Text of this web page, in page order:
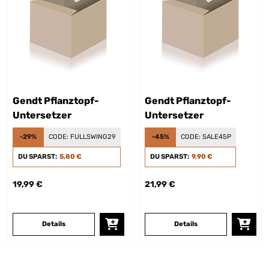
Gendt Pflanztopf-
Untersetzer
-29% CODE: FULLSWING29
DU SPARST: 5,80 €
19,99 €
Details
Gendt Pflanztopf-
Untersetzer
-45% CODE: SALE45P
DU SPARST: 9,90 €
21,99 €
Details